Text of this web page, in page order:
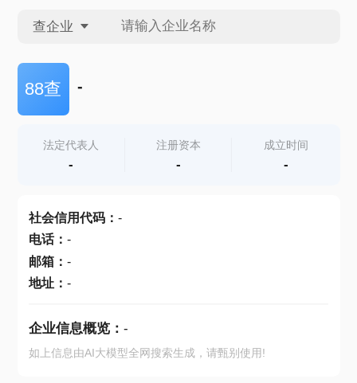
查企业
查企业
查产地
88查 -
法定代表人
-
注册资本
-
成立时间
-
社会信用代码： -
电话： -
邮箱： -
地址： -
企业信息概览： -
如上信息由AI大模型全网搜索生成，请甄别使用!